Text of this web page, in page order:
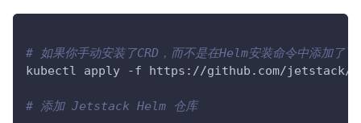
# 如果你手动安装了CRD，而不是在Helm安装命令中添
kubectl apply -f https://github.com/jetstack/
# 添加 Jetstack Helm 仓库